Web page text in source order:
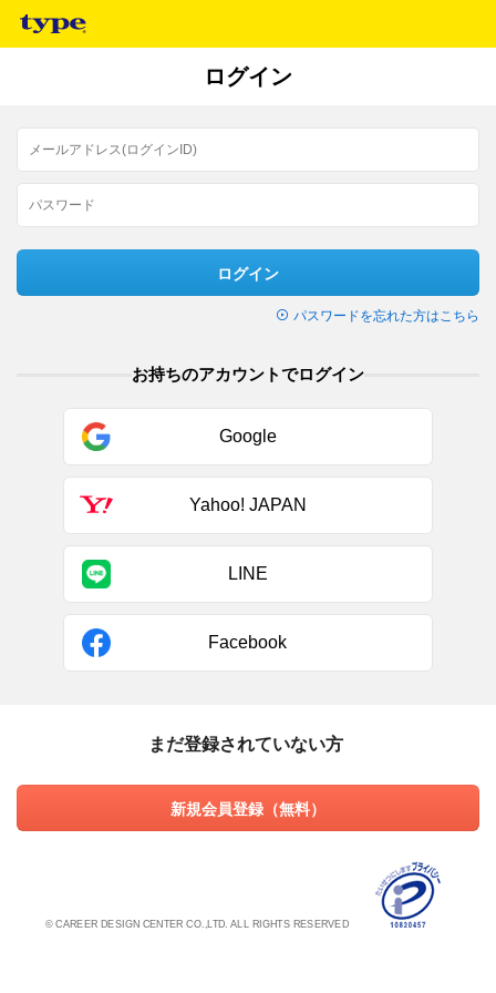
ログイン
ログイン
パスワードを忘れた方はこちら
お持ちのアカウントでログイン
Google
Yahoo! JAPAN
LINE
Facebook
まだ登録されていない方
新規会員登録（無料）
© CAREER DESIGN CENTER CO.,LTD. ALL RIGHTS RESERVED